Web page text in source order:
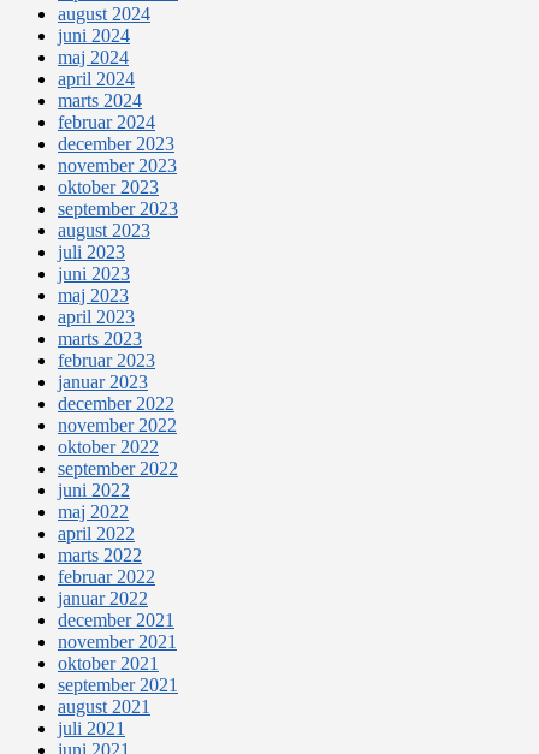
august 2024
juni 2024
maj 2024
april 2024
marts 2024
februar 2024
december 2023
november 2023
oktober 2023
september 2023
august 2023
juli 2023
juni 2023
maj 2023
april 2023
marts 2023
februar 2023
januar 2023
december 2022
november 2022
oktober 2022
september 2022
juni 2022
maj 2022
april 2022
marts 2022
februar 2022
januar 2022
december 2021
november 2021
oktober 2021
september 2021
august 2021
juli 2021
juni 2021